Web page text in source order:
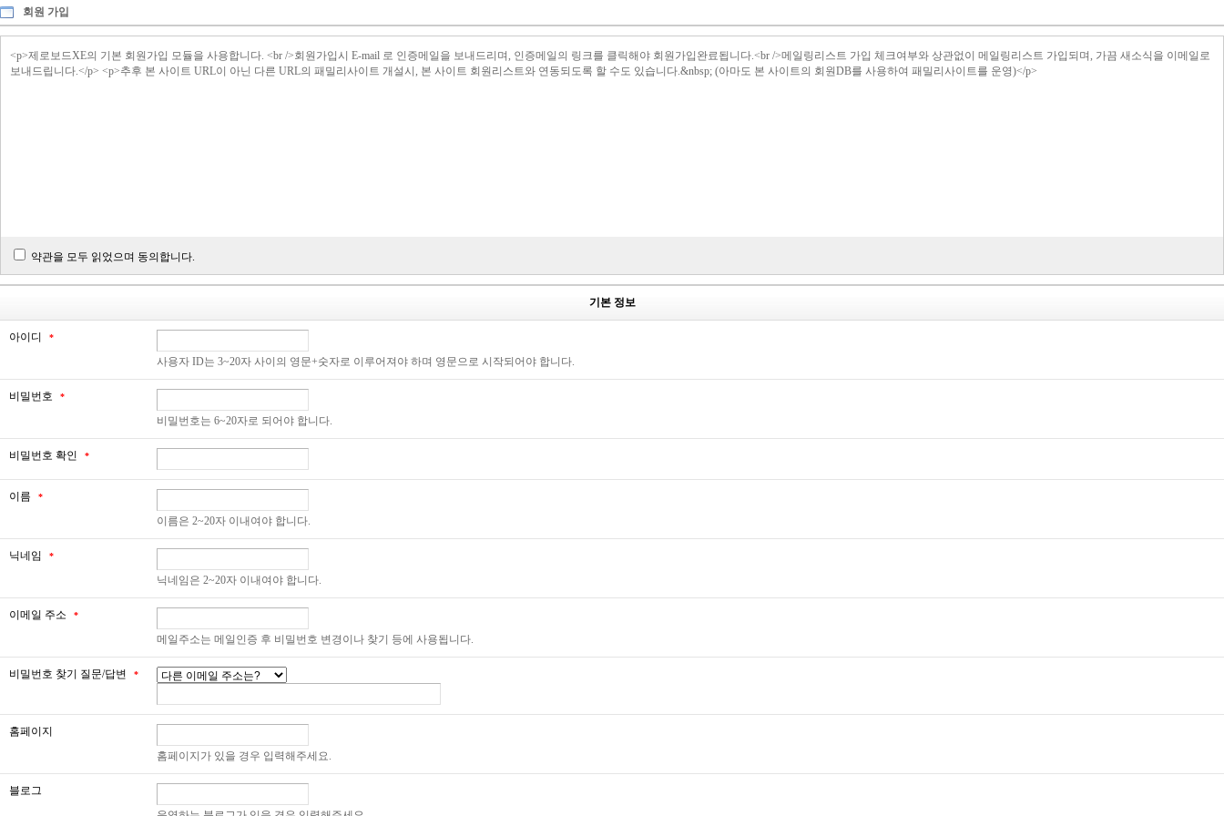
회원 가입
<p>제로보드XE의 기본 회원가입 모듈을 사용합니다. <br />회원가입시 E-mail 로 인증메일을 보내드리며, 인증메일의 링크를 클릭해야 회원가입완료됩니다.<br />메일링리스트 가입 체크여부와 상관없이 메일링리스트 가입되며, 가끔 새소식을 이메일로
보내드립니다.</p> <p>추후 본 사이트 URL이 아닌 다른 URL의 패밀리사이트 개설시, 본 사이트 회원리스트와 연동되도록 할 수도 있습니다.&nbsp; (아마도 본 사이트의 회원DB를 사용하여 패밀리사이트를 운영)</p>
약관을 모두 읽었으며 동의합니다.
기본 정보
아이디 *
사용자 ID는 3~20자 사이의 영문+숫자로 이루어져야 하며 영문으로 시작되어야 합니다.
비밀번호 *
비밀번호는 6~20자로 되어야 합니다.
비밀번호 확인 *
이름 *
이름은 2~20자 이내여야 합니다.
닉네임 *
닉네임은 2~20자 이내여야 합니다.
이메일 주소 *
메일주소는 메일인증 후 비밀번호 변경이나 찾기 등에 사용됩니다.
비밀번호 찾기 질문/답변 *
홈페이지
홈페이지가 있을 경우 입력해주세요.
블로그